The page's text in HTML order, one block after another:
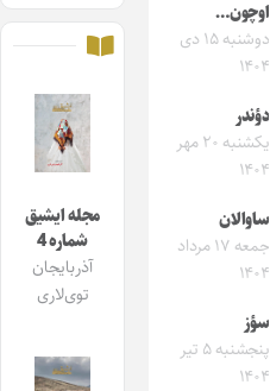
اوچون…
دوشنبه ۱۵ دی
۱۴۰۴
دؤندر
یکشنبه ۲۰ مهر
۱۴۰۴
ساوالان
جمعه ۱۷ مرداد
۱۴۰۴
سؤز
پنجشنبه ۵ تیر
۱۴۰۴
مجله ایشیق
شماره 4
آذربایجان
توی‌لاری